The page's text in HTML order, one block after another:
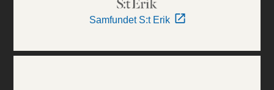
Samfundet S:t Erik